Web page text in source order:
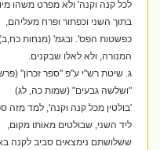
לכל קנה וקנה' ולא מפרט משהו
בתוך השני וכפתור ופרח מעליהם,
כפשטות הפס'. ובגמ' (מנחות כח,ב)
המנורה, ולא לאלו שבקנים.
ג. שיטת רש"י ע"פ "ספר זכרון"
"ושלשה גבעים" (שמות כה, לג)
'בולטין מכל קנה וקנה', למד מזה
ליד השני, שבולטים מאותו מקום,
ששלושתם נימצאים סביב לקנה